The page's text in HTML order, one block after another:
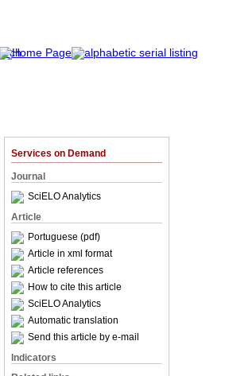
Services on Demand
Journal
SciELO Analytics
Article
Portuguese (pdf)
Article in xml format
Article references
How to cite this article
SciELO Analytics
Automatic translation
Send this article by e-mail
Indicators